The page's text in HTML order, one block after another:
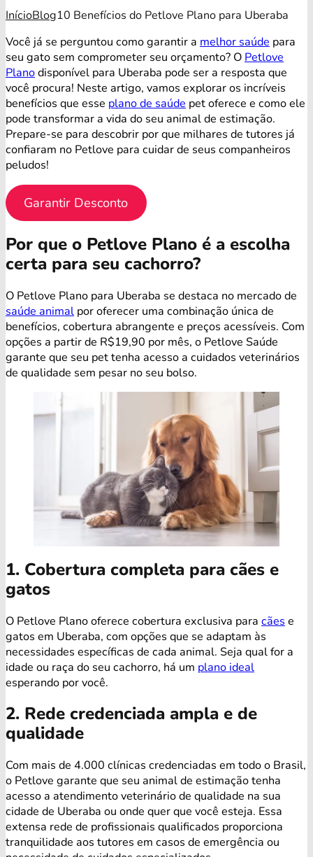
InícioBlog10 Benefícios do Petlove Plano para Uberaba
Você já se perguntou como garantir a melhor saúde para
seu gato sem comprometer seu orçamento? O Petlove
Planodisponível para Uberaba pode ser a resposta que
você procura! Neste artigo, vamos explorar os incríveis
benefícios que esse plano de saúde pet oferece e como ele
pode transformar a vida do seu animal de estimação.
Prepare-se para descobrir por que milhares de tutores já
confiaram no Petlove para cuidar de seus companheiros
peludos!
Garantir Desconto
Por que o Petlove Plano é a escolha
certa para seu cachorro?
O Petlove Plano para Uberaba se destaca no mercado de
saúde animal por oferecer uma combinação única de
benefícios, cobertura abrangente e preços acessíveis. Com
opções a partir de R$19,90 por mês, o Petlove Saúde
garante que seu pet tenha acesso a cuidados veterinários
de qualidade sem pesar no seu bolso.
1. Cobertura completa para cães e
gatos
O Petlove Plano oferece cobertura exclusiva para cães e
gatos em Uberaba, com opções que se adaptam às
necessidades específicas de cada animal. Seja qual for a
idade ou raça do seu cachorro, há um plano ideal
esperando por você.
2. Rede credenciada ampla e de
qualidade
Com mais de 4.000 clínicas credenciadas em todo o Brasil,
o Petlove garante que seu animal de estimação tenha
acesso a atendimento veterinário de qualidade na sua
cidade de Uberaba ou onde quer que você esteja. Essa
extensa rede de profissionais qualificados proporciona
tranquilidade aos tutores em casos de emergência ou